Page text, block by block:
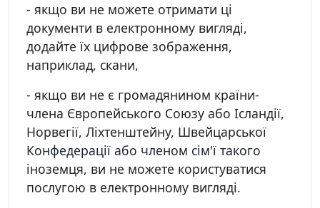
- якщо ви не можете отримати ці
документи в електронному вигляді,
додайте їх цифрове зображення,
наприклад, скани,
- якщо ви не є громадянином країни-
члена Європейського Союзу або Ісландії,
Норвегії, Ліхтенштейну, Швейцарської
Конфедерації або членом сім'ї такого
іноземця, ви не можете користуватися
послугою в електронному вигляді.